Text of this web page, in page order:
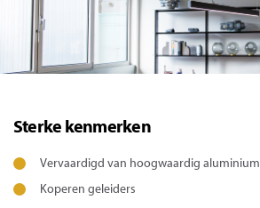
Sterke kenmerken
Vervaardigd van hoogwaardig aluminium
Koperen geleiders